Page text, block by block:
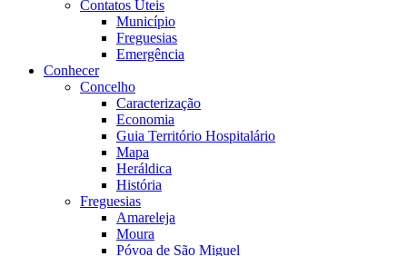
Contatos Úteis
Município
Freguesias
Emergência
Conhecer
Concelho
Caracterização
Economia
Guia Território Hospitalário
Mapa
Heráldica
História
Freguesias
Amareleja
Moura
Póvoa de São Miguel